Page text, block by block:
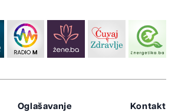
Oglašavanje Kontakt